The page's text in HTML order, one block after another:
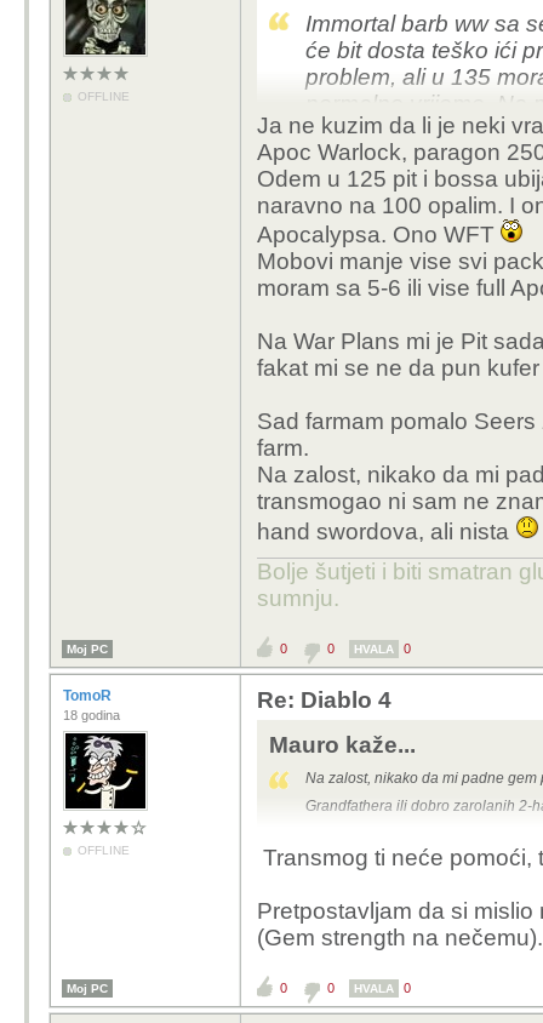
OFFLINE
Immortal barb ww sa
će bit dosta teško ići
problem, ali u 135
normalno vrijeme.
valjda kada je procalo
pit.Eventualno ići sa
sirovina tenkaš 200
Ja ne kuzim da li je neki
Apoc Warlock, paragon
Odem u 125 pit i bossa
naravno na 100 opalim. I
Apocalypsa. Ono WFT
Mobovi manje vise svi
moram sa 5-6 ili vise full
Na War Plans mi je Pit
fakat mi se ne da pun
Sad farmam pomalo
farm.
Na zalost, nikako da mi
transmogao ni sam ne
hand swordova, ali nista
Bolje šutjeti i biti smatran
sumnju.
Moj PC 0 0 HVALA 0
TomoR
18 godina
OFFLINE
Re: Diablo 4
Mauro kaže...
Na zalost, nikako da mi padne
Grandfathera ili dobro zarolanih 2-
Transmog ti neće
Pretpostavljam da si
(Gem strength na nečemu).
Moj PC 0 0 HVALA 0